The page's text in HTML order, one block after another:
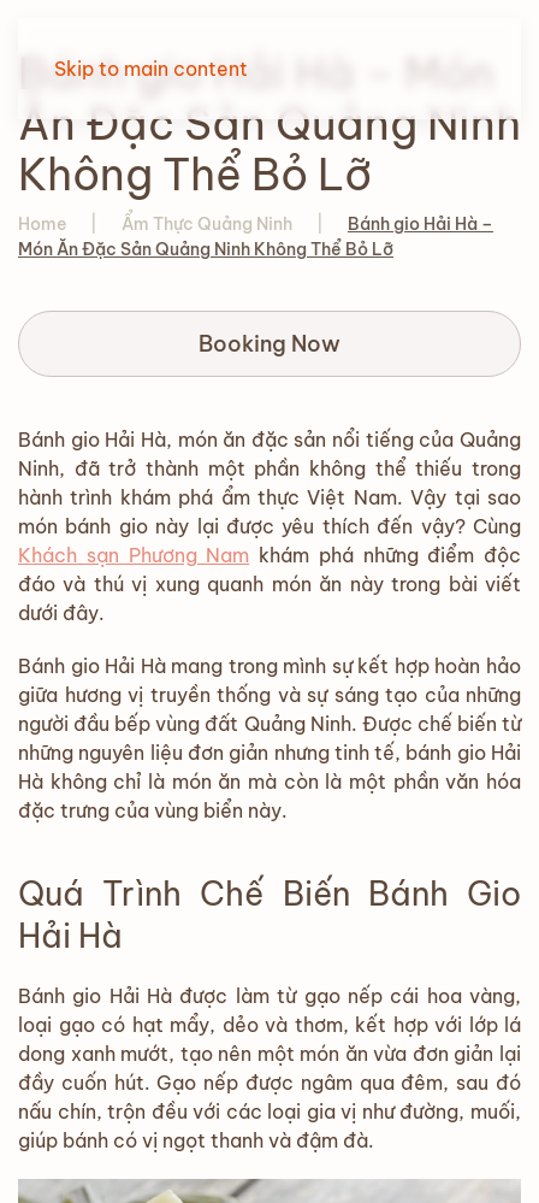
Skip to main content
Bánh gio Hải Hà – Món
Ăn Đặc Sản Quảng Ninh
Không Thể Bỏ Lỡ
Home Ẩm Thực Quảng Ninh
Bánh gio Hải Hà –
Món Ăn Đặc Sản Quảng Ninh Không Thể Bỏ Lỡ
Booking Now
Bánh gio Hải Hà, món ăn đặc sản nổi tiếng của Quảng
Ninh, đã trở thành một phần không thể thiếu trong
hành trình khám phá ẩm thực Việt Nam. Vậy tại sao
món bánh gio này lại được yêu thích đến vậy? Cùng
Khách sạn Phương Nam khám phá những điểm độc
đáo và thú vị xung quanh món ăn này trong bài viết
dưới đây.
Bánh gio Hải Hà mang trong mình sự kết hợp hoàn hảo
giữa hương vị truyền thống và sự sáng tạo của những
người đầu bếp vùng đất Quảng Ninh. Được chế biến từ
những nguyên liệu đơn giản nhưng tinh tế, bánh gio Hải
Hà không chỉ là món ăn mà còn là một phần văn hóa
đặc trưng của vùng biển này.
Quá Trình Chế Biến Bánh Gio
Hải Hà
Bánh gio Hải Hà được làm từ gạo nếp cái hoa vàng,
loại gạo có hạt mẩy, dẻo và thơm, kết hợp với lớp lá
dong xanh mướt, tạo nên một món ăn vừa đơn giản lại
đầy cuốn hút. Gạo nếp được ngâm qua đêm, sau đó
nấu chín, trộn đều với các loại gia vị như đường, muối,
giúp bánh có vị ngọt thanh và đậm đà.